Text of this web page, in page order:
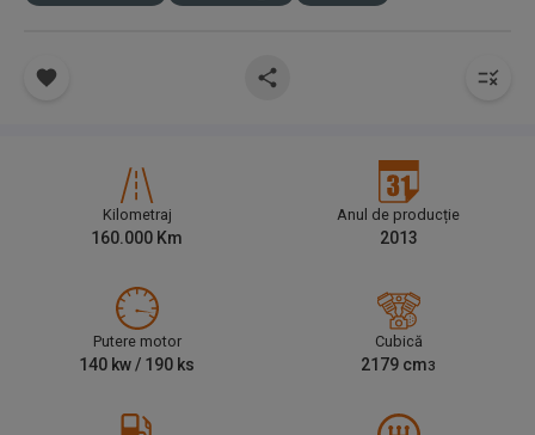
Kilometraj
160.000 Km
Anul de producție
2013
Putere motor
140 kw / 190 ks
Cubică
2179 cm3